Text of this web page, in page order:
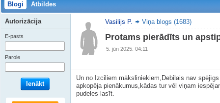
Blogi Atbildes
Vasilijs P. Viņa blogs (1683)
Protams pierādīts un
5. jūn 2025. 04:11
Un no Izciliem māksliniekiem,Debilais nav
apkopēja pienākumus,kādas tur vēl viņam
pudeles lasīt.
Autorizācija
E-pasts
Parole
Ienākt